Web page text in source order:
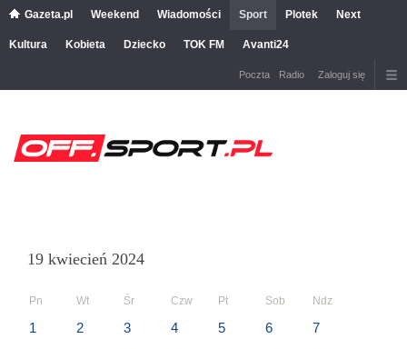
Gazeta.pl Weekend Wiadomości Sport Plotek Next
Kultura Kobieta Dziecko TOK FM Avanti24
Poczta Radio Zaloguj się
19 kwiecień 2024
Pn Wt Śr Czw Pt Sob Ndz
1 2 3 4 5 6 7